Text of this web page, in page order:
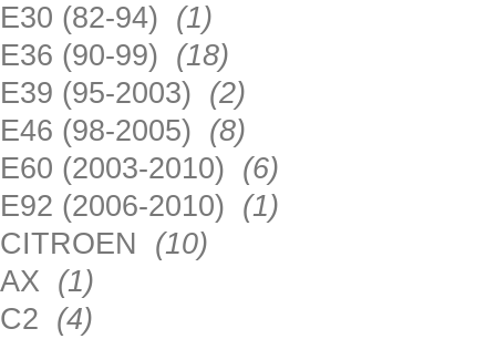
E30 (82-94) (1)
E36 (90-99) (18)
E39 (95-2003) (2)
E46 (98-2005) (8)
E60 (2003-2010) (6)
E92 (2006-2010) (1)
CITROEN (10)
AX (1)
C2 (4)